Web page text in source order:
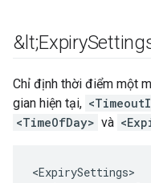
&lt;Expiry
Chỉ định thời điểm một
gian hiện tại,
<TimeOfDay> và
<ExpirySettings